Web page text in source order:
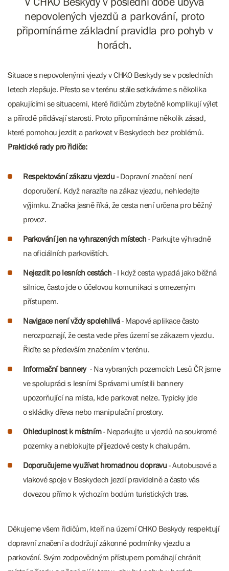
nepovolených vjezdů a parkování, proto
připomínáme základní pravidla pro pohyb v
horách.
Situace s nepovolenými vjezdy v CHKO Beskydy se v posledních
letech zlepšuje. Přesto se v terénu stále setkáváme s několika
opakujícími se situacemi, které řidičům zbytečně komplikují výlet
a přírodě přidávají starosti. Proto připomínáme několik zásad,
které pomohou jezdit a parkovat v Beskydech bez problémů.
Praktické rady pro řidiče:
Respektování zákazu vjezdu -Dopravní značení není
doporučení. Když narazíte na zákaz vjezdu, nehledejte
výjimku. Značka jasně říká, že cesta není určena pro běžný
provoz.
Parkování jen na vyhrazených místech- Parkujte výhradně
na oficiálních parkovištích.
Nejezdit po lesních cestách - I když cesta vypadá jako běžná
silnice, často jde o účelovou komunikaci s omezeným
přístupem.​​​​​​
Navigace není vždy spolehlivá- Mapové aplikace často
nerozpoznají, že cesta vede přes území se zákazem vjezdu.
Řiďte se především značením v terénu.
Informační bannery- Na vybraných pozemcích Lesů ČR jsme
ve spolupráci s lesními Správami umístili bannery
upozorňující na místa, kde parkovat nelze. Typicky jde
o skládky dřeva nebo manipulační prostory.
Ohleduplnost k místním- Neparkujte u vjezdů na soukromé
pozemky a neblokujte příjezdové cesty k chalupám.​​​​​​​
Doporučujeme využívat hromadnou dopravu - Autobusové a
vlakové spoje v Beskydech jezdí pravidelně a často vás
dovezou přímo k výchozím bodům turistických tras.
Děkujeme všem řidičům, kteří na území CHKO Beskydy respektují
dopravní značení a dodržují zákonné podmínky vjezdu a
parkování. Svým zodpovědným přístupem pomáhají chránit